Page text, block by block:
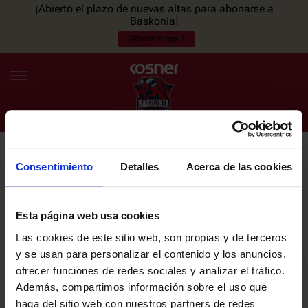
Consentimiento Detalles Acerca de las cookies
Esta página web usa cookies
Las cookies de este sitio web, son propias y de terceros
y se usan para personalizar el contenido y los anuncios,
ofrecer funciones de redes sociales y analizar el tráfico.
Además, compartimos información sobre el uso que
haga del sitio web con nuestros partners de redes
¡Abierto el plazo de nuevas altas para abonarse a
Baskonia!
¡Abónate aquí!
ES EU
NOTICIAS
PLANTILLA
ENTRADAS
NEWSLETTER
últimas noticias y promociones del club.
Email
He leído y acepto laPolítica de privacidaddel SASKI BASKONIA